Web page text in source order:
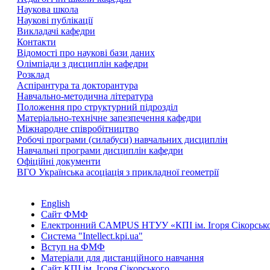
Наукова школа
Наукові публікації
Викладачі кафедри
Контакти
Відомості про наукові бази даних
Олімпіади з дисциплін кафедри
Розклад
Аспірантура та докторантура
Навчально-методична література
Положення про структурний підрозділ
Матеріально-технічне запезпечення кафедри
Міжнародне співробітництво
Робочі програми (силабуси) навчальних дисциплін
Навчальні програми дисциплін кафедри
Офіційні документи
ВГО Українська асоціація з прикладної геометрії
English
Сайт ФМФ
Електронний CAMPUS НТУУ «КПІ ім. Ігоря
Система "Intellect.kpi.ua"
Вступ на ФМФ
Матеріали для дистанційного навчання